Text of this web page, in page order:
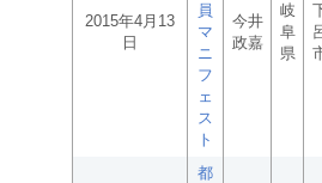
2015年4月13
日
員
マ
ニ
フ
ェ
ス
ト
今井
政嘉
岐
阜
県
都